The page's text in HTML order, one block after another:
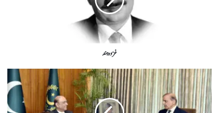
غزوہ ہند